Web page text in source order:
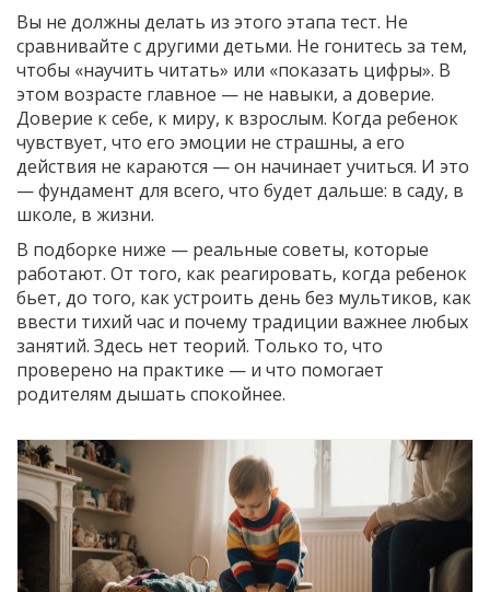
Вы не должны делать из этого этапа тест. Не
сравнивайте с другими детьми. Не гонитесь за тем,
чтобы «научить читать» или «показать цифры». В
этом возрасте главное — не навыки, а доверие.
Доверие к себе, к миру, к взрослым. Когда ребенок
чувствует, что его эмоции не страшны, а его
действия не караются — он начинает учиться. И это
— фундамент для всего, что будет дальше: в саду, в
школе, в жизни.
В подборке ниже — реальные советы, которые
работают. От того, как реагировать, когда ребенок
бьет, до того, как устроить день без мультиков, как
ввести тихий час и почему традиции важнее любых
занятий. Здесь нет теорий. Только то, что
проверено на практике — и что помогает
родителям дышать спокойнее.